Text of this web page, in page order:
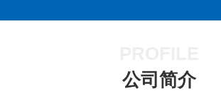
公司简介